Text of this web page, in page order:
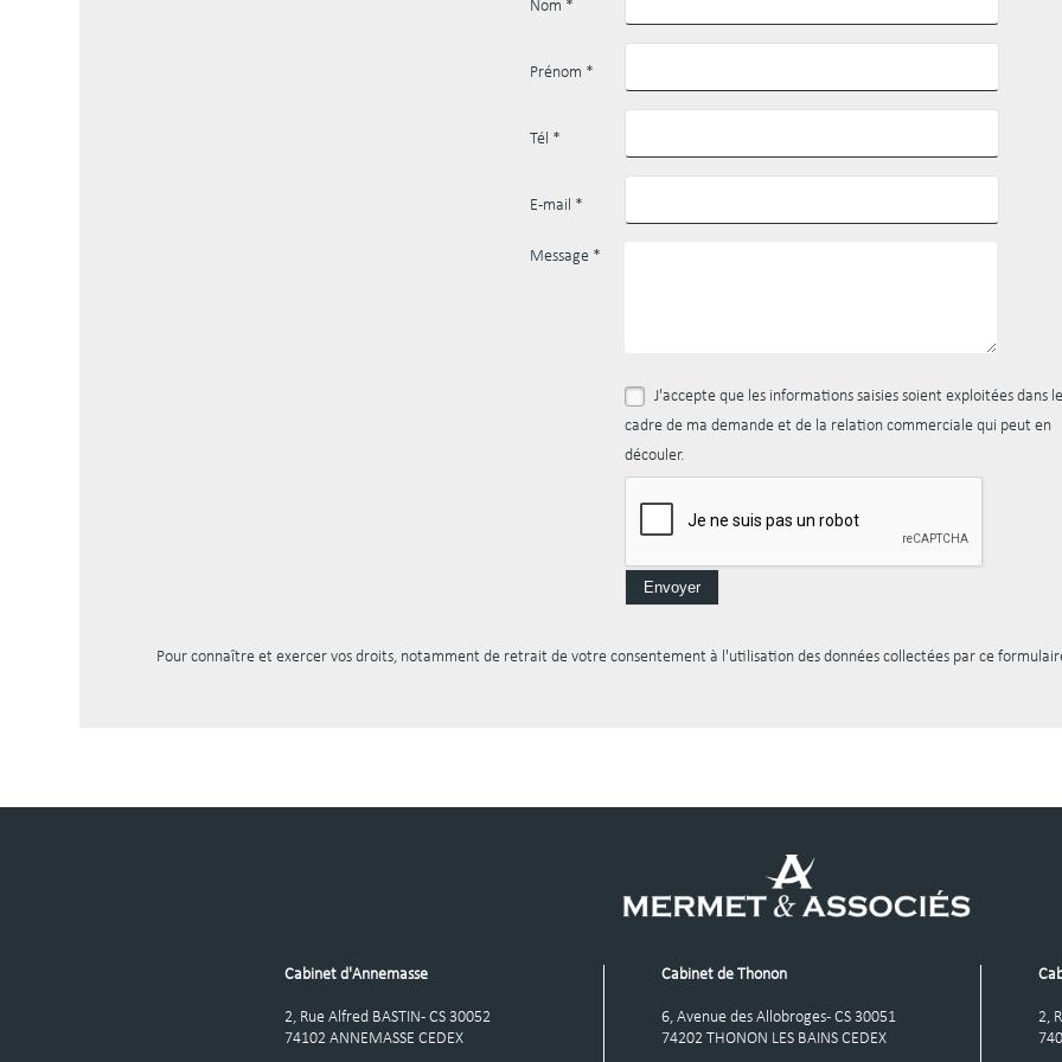
Nom *
Prénom *
Tél *
E-mail *
Message*
J'accepte que les informations saisies soient exploitées dans le
cadre de ma demande et de la relation commerciale qui peut en
découler.
Pour connaître et exercer vos droits, notamment de retrait de votre consentement à l'utilisation des données collectées par ce
Cabinet d'Annemasse
2, Rue Alfred BASTIN - CS 30052
74102 ANNEMASSE CEDEX
Cabinet de Thonon
6, Avenue des Allobroges - CS 30051
74202 THONON LES BAINS CEDEX
2,